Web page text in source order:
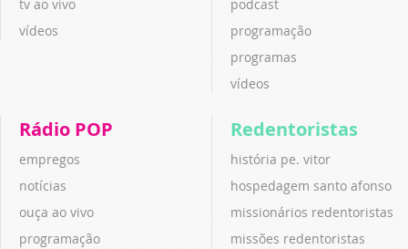
tv ao vivo
vídeos
podcast
programação
programas
vídeos
Rádio POP
empregos
notícias
ouça ao vivo
programação
Redentoristas
história pe. vitor
hospedagem santo afonso
missionários redentoristas
missões redentoristas